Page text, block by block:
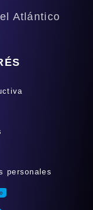
Atlántico
personales